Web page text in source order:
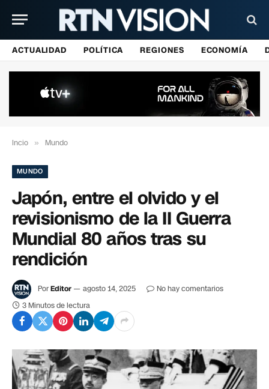
ACTUALIDAD POLÍTICA REGIONES ECONOMÍA
Incio » Mundo
MUNDO
Japón, entre el olvido y el
revisionismo de la II Guerra
Mundial 80 años tras su
rendición
PorEditor agosto 14, 2025
No hay comentarios
3 Minutos de lectura